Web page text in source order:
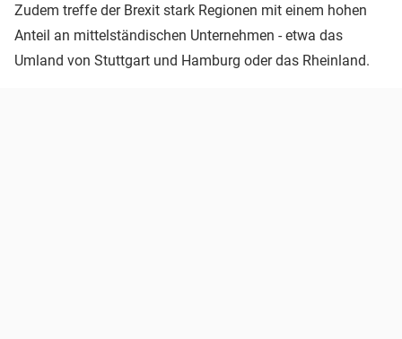
Zudem treffe der Brexit stark Regionen mit einem hohen
Anteil an mittelständischen Unternehmen - etwa das
Umland von Stuttgart und Hamburg oder das Rheinland.